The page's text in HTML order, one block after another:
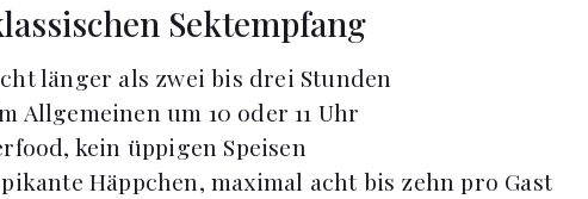
Sektempfang
länger als zwei bis drei Stunden
Allgemeinen um 10 oder 11 Uhr
kein üppigen Speisen
Häppchen, maximal acht bis zehn pro Gast